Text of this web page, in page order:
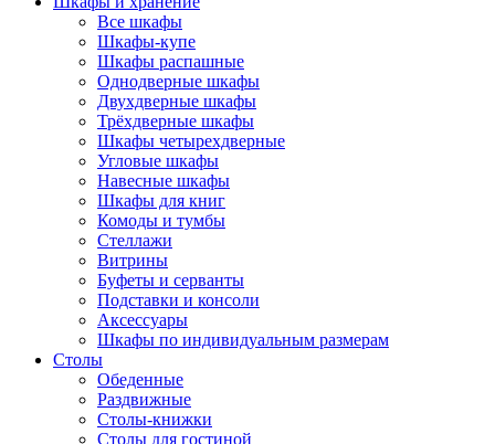
Все шкафы
Шкафы-купе
Шкафы распашные
Однодверные шкафы
Двухдверные шкафы
Трёхдверные шкафы
Шкафы четырехдверные
Угловые шкафы
Навесные шкафы
Шкафы для книг
Комоды и тумбы
Стеллажи
Витрины
Буфеты и серванты
Подставки и консоли
Аксессуары
Шкафы по индивидуальным размерам
Столы
Обеденные
Раздвижные
Столы-книжки
Столы для гостиной